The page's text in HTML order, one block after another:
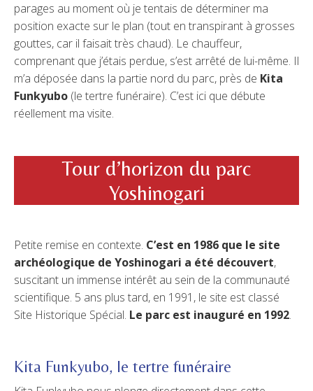
parages au moment où je tentais de déterminer ma
position exacte sur le plan (tout en transpirant à grosses
gouttes, car il faisait très chaud). Le chauffeur,
comprenant que j’étais perdue, s’est arrêté de lui-même. Il
m’a déposée dans la partie nord du parc, près de Kita
Funkyubo (le tertre funéraire). C’est ici que débute
réellement ma visite.
Tour d’horizon du parc
Yoshinogari
Petite remise en contexte. C’est en 1986 que le site
archéologique de Yoshinogari a été découvert,
suscitant un immense intérêt au sein de la communauté
scientifique. 5 ans plus tard, en 1991, le site est classé
Site Historique Spécial. Le parc est inauguré en 1992.
Kita Funkyubo, le tertre funéraire